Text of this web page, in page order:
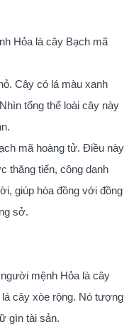
Hỏa là cây Bạch mã
Cây có lá màu xanh
tổng thể loài cây này
mã hoàng tử. Điều này
thăng tiến, công danh
giúp hòa đồng với đồng
sở.
mệnh Hỏa là cây
cây xòe rộng. Nó tượng
gìn tài sản.